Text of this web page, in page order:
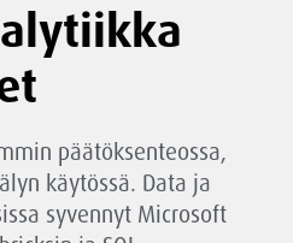
päätöksenteossa,
käytössä. Data ja
syvennyt Microsoft